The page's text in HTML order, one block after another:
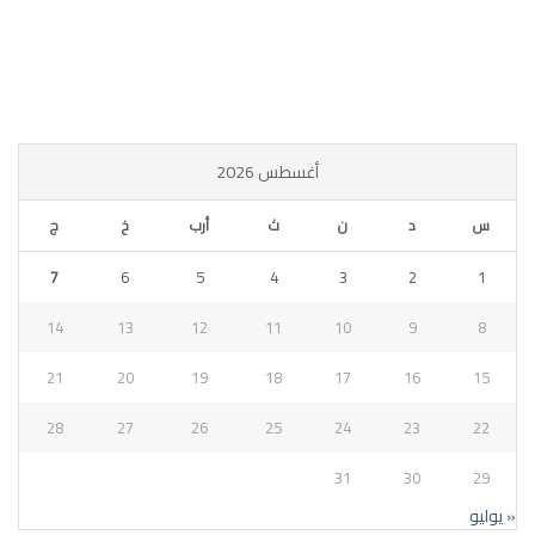
أغسطس 2026
س د ن ث أرب خ ج
1
2
3
4
5
6
7
8
9
10
11
12
13
14
15
16
17
18
19
20
21
22
23
24
25
26
27
28
29
30
31
« يوليو